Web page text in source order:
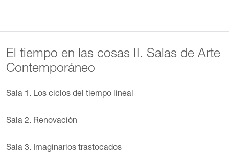
El tiempo en las cosas II. Salas de Arte
Contemporáneo
Sala 1. Los ciclos del tiempo lineal
Sala 2. Renovación
Sala 3. Imaginarios trastocados